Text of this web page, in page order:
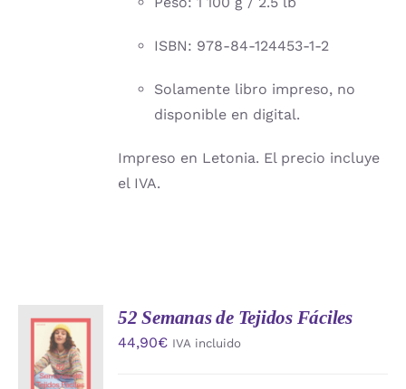
ISBN: 978-84-124453-1-2
Solamente libro impreso, no
disponible en digital.
Impreso en Letonia. El precio incluye
el IVA.
AÑADIR
AL
CARRITO
/
52 Semanas de Tejidos Fáciles
44,90€ IVA incluido